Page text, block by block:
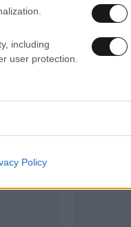
including
user protection.
Policy